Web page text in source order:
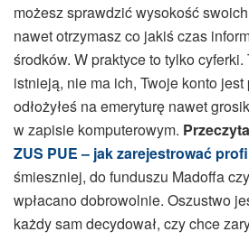
możesz sprawdzić wysokość
nawet otrzymasz co jakiś czas
środków. W praktyce to tylko
istnieją, nie ma ich, Twoje konto jest
odłożyłeś na emeryturę nawet
w zapisie komputerowym.
ZUS PUE – jak zarejestrować
śmieszniej, do funduszu Madoffa
wpłacano dobrowolnie. Oszustwo
każdy sam decydował, czy chce